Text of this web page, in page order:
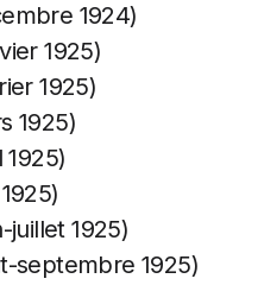
1924)
1925)
1925)
1925)
1925)
juillet 1925)
septembre 1925)